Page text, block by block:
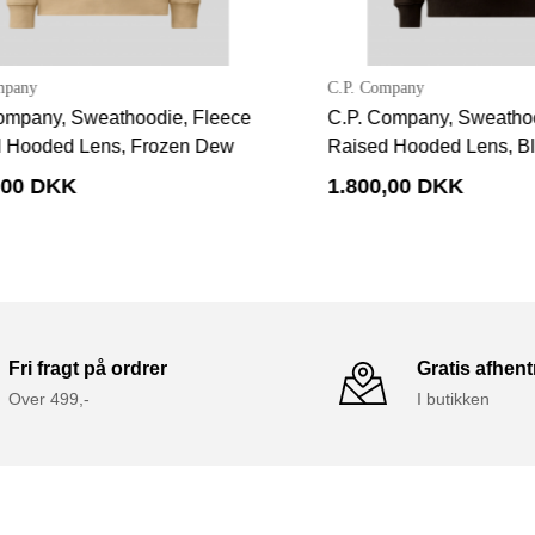
Sweathoodie, Fleece
Lens, Frozen Dew
C.P. Company
C.P. Company,
Raised Hooded Lens, Black
1.800,00 DKK
Fri fragt på ordrer
Over 499,-
Gratis
I butikken